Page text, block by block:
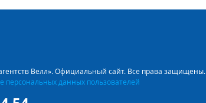
При
а также
Велл». Официальный сайт. Все права защищены.
персональных данных пользователей